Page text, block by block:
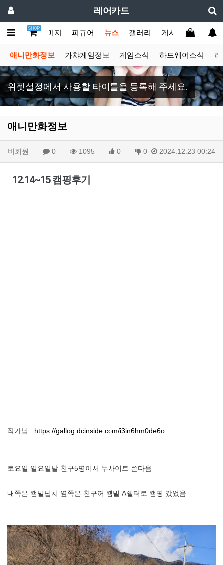
레어카드
SHOP
메인 이미지 피규어 뉴스 갤러리 게시판
애니만화정보 가챠게임정보 게임소식 하드웨어소식
위젯설정에서 사용할 타이틀을 등록해 주세요.
애니만화정보
비회원 0 1095 0 0 2024.12.23 00:24
12.14~15 캠핑후기
작가님 : https://gallog.dcinside.com/i3in6hm0de6o
토요일 일요일날 친구5명이서 두사이트 쓴다음
내쪽은 캠빌넙치 옆쪽은 친구꺼 캠빌 A쉘터로 캠핑 갔었음